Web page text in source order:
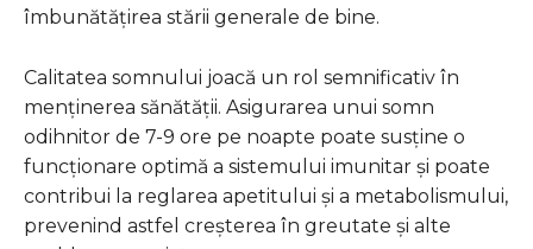
îmbunătățirea stării generale de bine.
Calitatea somnului joacă un rol semnificativ în
menținerea sănătății. Asigurarea unui somn
odihnitor de 7-9 ore pe noapte poate susține o
funcționare optimă a sistemului imunitar și poate
contribui la reglarea apetitului și a metabolismului,
prevenind astfel creșterea în greutate și alte